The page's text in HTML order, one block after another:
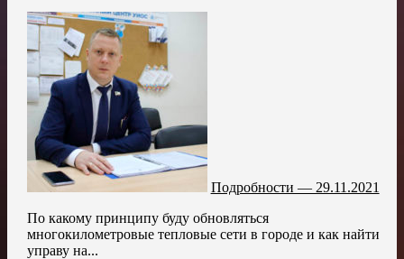
Подробности — 29.11.2021
По какому принципу буду обновляться
многокилометровые тепловые сети в городе и как найти
управу на...